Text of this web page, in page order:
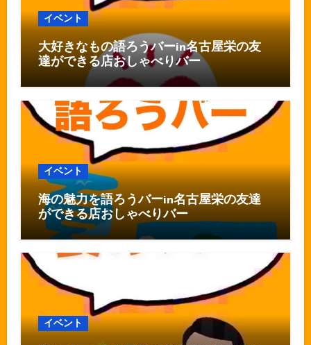
イベント
大好きなもの語ろうバーin名古屋栄の友
達ができる店おしゃべりバー
イベント
海の魅力を語ろうバーin名古屋栄の友達
ができる店おしゃべりバー
イベント